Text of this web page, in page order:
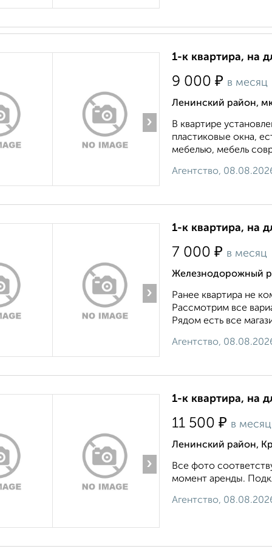
›
1-к квартира, на
9 000 ₽ в месяц
Ленинский район,
В квартире
пластиковые окна,
мебелью, мебель
Агентство,
›
1-к квартира, на
7 000 ₽ в месяц
Железнодорожный
Ранее квартира не
Рассмотрим все
Рядом есть все
Агентство,
›
1-к квартира, на
11 500 ₽ в месяц
Ленинский район,
Все фото
момент аренды.
Агентство,